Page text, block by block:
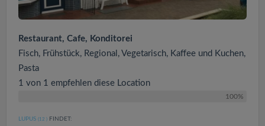
Restaurant, Cafe, Konditorei
Fisch, Frühstück, Regional, Vegetarisch, Kaffee und Kuchen,
Pasta
1 von 1 empfehlen diese Location
100%
LUPUS (12 ) FINDET: